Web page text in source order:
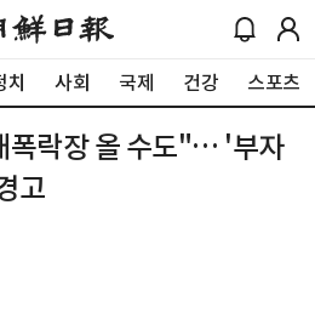
치 사회 국제 건강 스포츠
락장 올 수도"… '부자
고